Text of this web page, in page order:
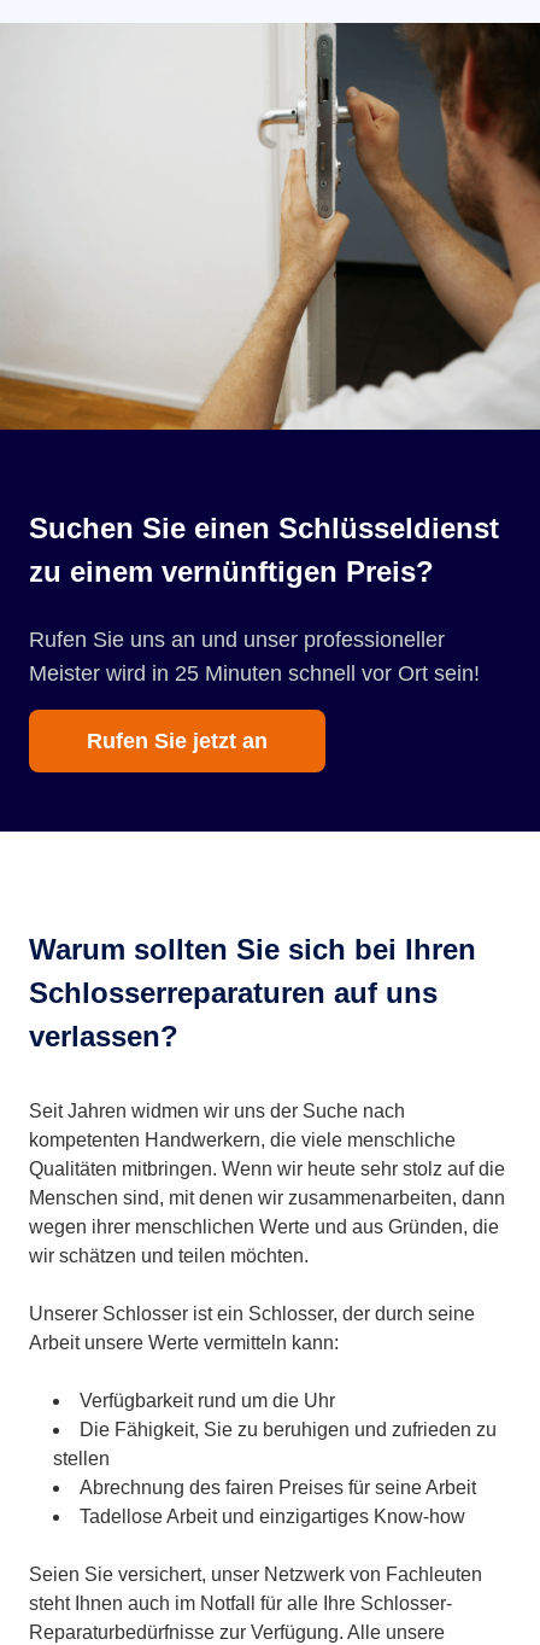
Suchen Sie einen Schlüsseldienst
zu einem vernünftigen Preis?
Rufen Sie uns an und unser professioneller
Meister wird in 25 Minuten schnell vor Ort sein!
Rufen Sie jetzt an
Warum sollten Sie sich bei Ihren
Schlosserreparaturen auf uns
verlassen?
Seit Jahren widmen wir uns der Suche nach
kompetenten Handwerkern, die viele menschliche
Qualitäten mitbringen. Wenn wir heute sehr stolz auf die
Menschen sind, mit denen wir zusammenarbeiten, dann
wegen ihrer menschlichen Werte und aus Gründen, die
wir schätzen und teilen möchten.
Unserer Schlosser ist ein Schlosser, der durch seine
Arbeit unsere Werte vermitteln kann:
Verfügbarkeit rund um die Uhr
Die Fähigkeit, Sie zu beruhigen und zufrieden zu
stellen
Abrechnung des fairen Preises für seine Arbeit
Tadellose Arbeit und einzigartiges Know-how
Seien Sie versichert, unser Netzwerk von Fachleuten
steht Ihnen auch im Notfall für alle Ihre Schlosser-
Reparaturbedürfnisse zur Verfügung. Alle unsere